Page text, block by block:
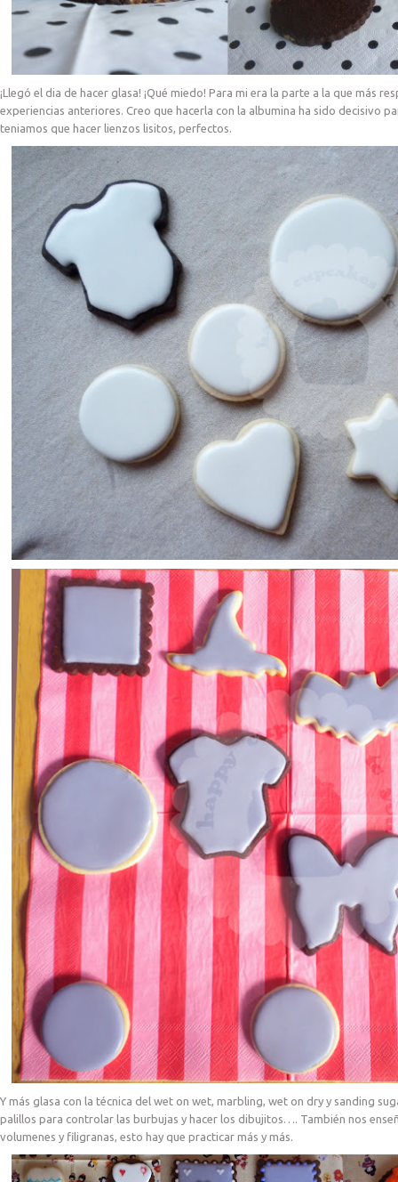
¡Llegó el dia de hacer glasa! ¡Qué miedo! Para mi era la parte a la que más
experiencias anteriores. Creo que hacerla con la albumina ha sido decisivo
teniamos que hacer lienzos lisitos, perfectos.
Y más glasa con la técnica del wet on wet, marbling, wet on dry y sanding
palillos para controlar las burbujas y hacer los dibujitos…. También nos
volumenes y filigranas, esto hay que practicar más y más.